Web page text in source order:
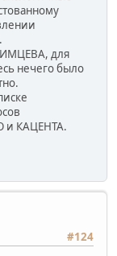
для
нечего было
и КАЦЕНТА.
#124